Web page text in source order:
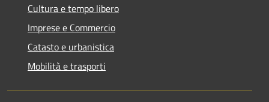
Cultura e tempo libero
Imprese e Commercio
Catasto e urbanistica
Mobilità e trasporti